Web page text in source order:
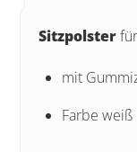
Sitzpolster
mit
Farbe weiß